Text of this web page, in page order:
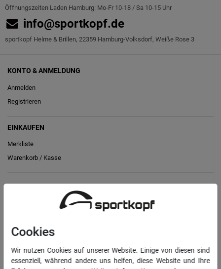
Öffnungszeiten Laden Hamburg: Mo-Fr 10-18 / Sa 10-15 Uhr
info@sportkopf.de
sportkopf Helme & Brillen, 22359 Hamburg-Volksdorf, Weiße Rose 3
KONTO & ANMELDUNG
Anmelden
Registrieren
EINKAUFEN
Merkliste
Warenkorb / Kasse
Cookies
Wir nutzen Cookies auf unserer Website. Einige von diesen sind
essenziell, während andere uns helfen, diese Website und Ihre